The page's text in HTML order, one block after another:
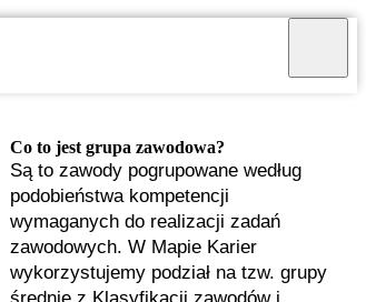
Co to jest grupa zawodowa?
Są to zawody pogrupowane według
podobieństwa kompetencji
wymaganych do realizacji zadań
zawodowych. W Mapie Karier
wykorzystujemy podział na tzw. grupy
średnie z Klasyfikacji zawodów i